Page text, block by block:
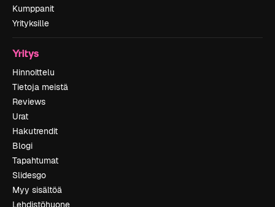
Kumppanit
Yrityksille
Yritys
Hinnoittelu
Tietoja meistä
Reviews
Urat
Hakutrendit
Blogi
Tapahtumat
Slidesgo
Myy sisältöä
Lehdistöhuone